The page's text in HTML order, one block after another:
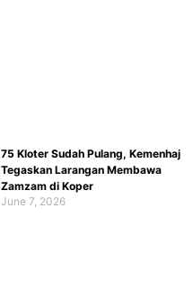
75 Kloter Sudah Pulang, Kemenhaj
Tegaskan Larangan Membawa
Zamzam di Koper
June 7, 2026